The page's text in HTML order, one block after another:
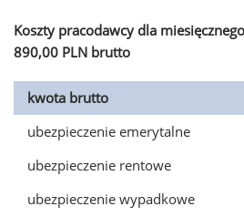
Koszty pracodawcy dla
890,00 PLN brutto
kwota brutto
ubezpieczenie emerytalne
ubezpieczenie rentowe
ubezpieczenie wypadkowe